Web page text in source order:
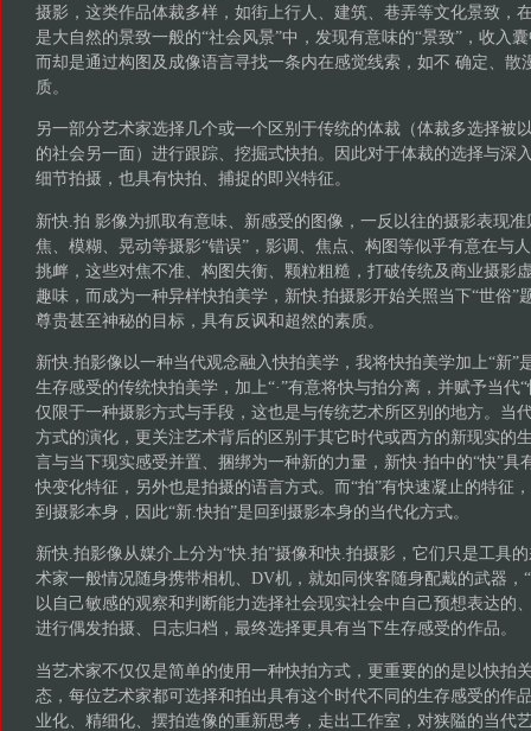
摄影，这类作品体裁多样，如街上行人、建筑、巷弄等文化景致，
是大自然的景致一般的“社会风景”中，发现有意味的“景致”，收入
而却是通过构图及成像语言寻找一条内在感觉线索，如不 确定、散
质。
另一部分艺术家选择几个或一个区别于传统的体裁（体裁多选择被
的社会另一面）进行跟踪、挖掘式快拍。因此对于体裁的选择与深
细节拍摄，也具有快拍、捕捉的即兴特征。
新快.拍 影像为抓取有意味、新感受的图像，一反以往的摄影表现
焦、模糊、晃动等摄影“错误”，影调、焦点、构图等似乎有意在与
挑衅，这些对焦不准、构图失衡、颗粒粗糙，打破传统及商业摄影
趣味，而成为一种异样快拍美学，新快.拍摄影开始关照当下“世俗”
尊贵甚至神秘的目标，具有反讽和超然的素质。
新快.拍影像以一种当代观念融入快拍美学，我将快拍美学加上“新”
生存感受的传统快拍美学，加上“·”有意将快与拍分离，并赋予当代
仅限于一种摄影方式与手段，这也是与传统艺术所区别的地方。当
方式的演化，更关注艺术背后的区别于其它时代或西方的新现实的
言与当下现实感受并置、捆绑为一种新的力量，新快·拍中的“快”具
快变化特征，另外也是拍摄的语言方式。而“拍”有快速凝止的特征
到摄影本身，因此“新.快拍”是回到摄影本身的当代化方式。
新快.拍影像从媒介上分为“快.拍”摄像和快.拍摄影，它们只是工具
术家一般情况随身携带相机、DV机，就如同侠客随身配戴的武器，
以自己敏感的观察和判断能力选择社会现实社会中自己预想表达的
进行偶发拍摄、日志归档，最终选择更具有当下生存感受的作品。
当艺术家不仅仅是简单的使用一种快拍方式，更重要的的是以快拍
态，每位艺术家都可选择和拍出具有这个时代不同的生存感受的作
业化、精细化、摆拍造像的重新思考，走出工作室，对狭隘的当代